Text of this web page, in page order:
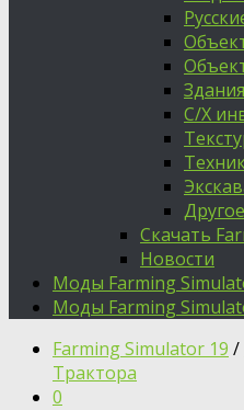
Здания
С/Х
Другое
Скачать
Новости
Моды Farming
Моды Farming
Farming Simulator 19 /
Трактора
0